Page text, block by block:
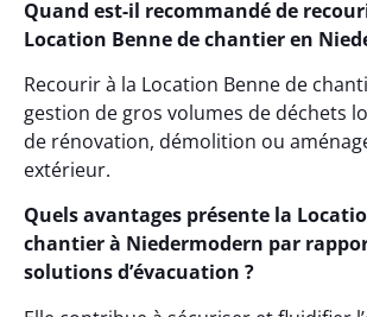
Quand est-il recommandé de
Location Benne de chantier en
Recourir à la Location Benne de
gestion de gros volumes de déchets
de rénovation, démolition ou
extérieur.
Quels avantages présente la
chantier à Niedermodern par
solutions d’évacuation ?